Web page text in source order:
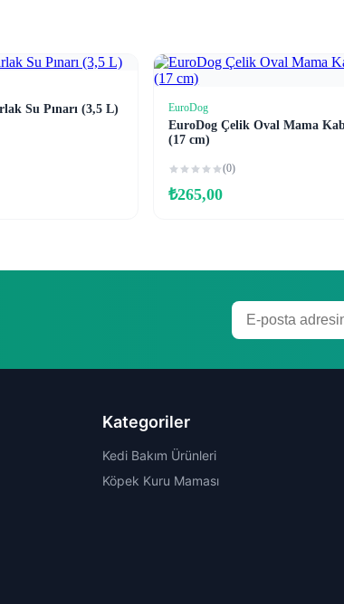
Su Pınarı (3,5 L) EuroDog
EuroDog Çelik Oval Mama
(17 cm)
(0)
₺265,00
Kategoriler
Kedi Bakım Ürünleri
Köpek Kuru Maması